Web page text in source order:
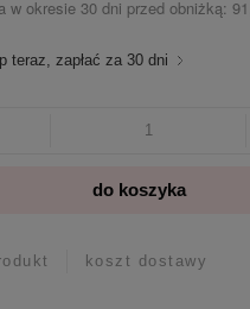
w okresie 30 dni przed obniżką:
teraz, zapłać za 30 dni
do koszyka
koszt dostawy